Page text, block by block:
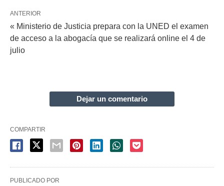
ANTERIOR
« Ministerio de Justicia prepara con la UNED el examen
de acceso a la abogacía que se realizará online el 4 de
julio
Dejar un comentario
COMPARTIR
PUBLICADO POR